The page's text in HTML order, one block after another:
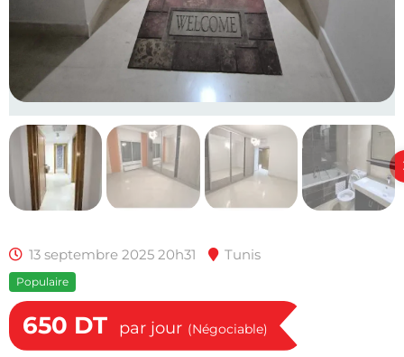
13 septembre 2025 20h31 Tunis
Populaire
650 DT par jour (Négociable)